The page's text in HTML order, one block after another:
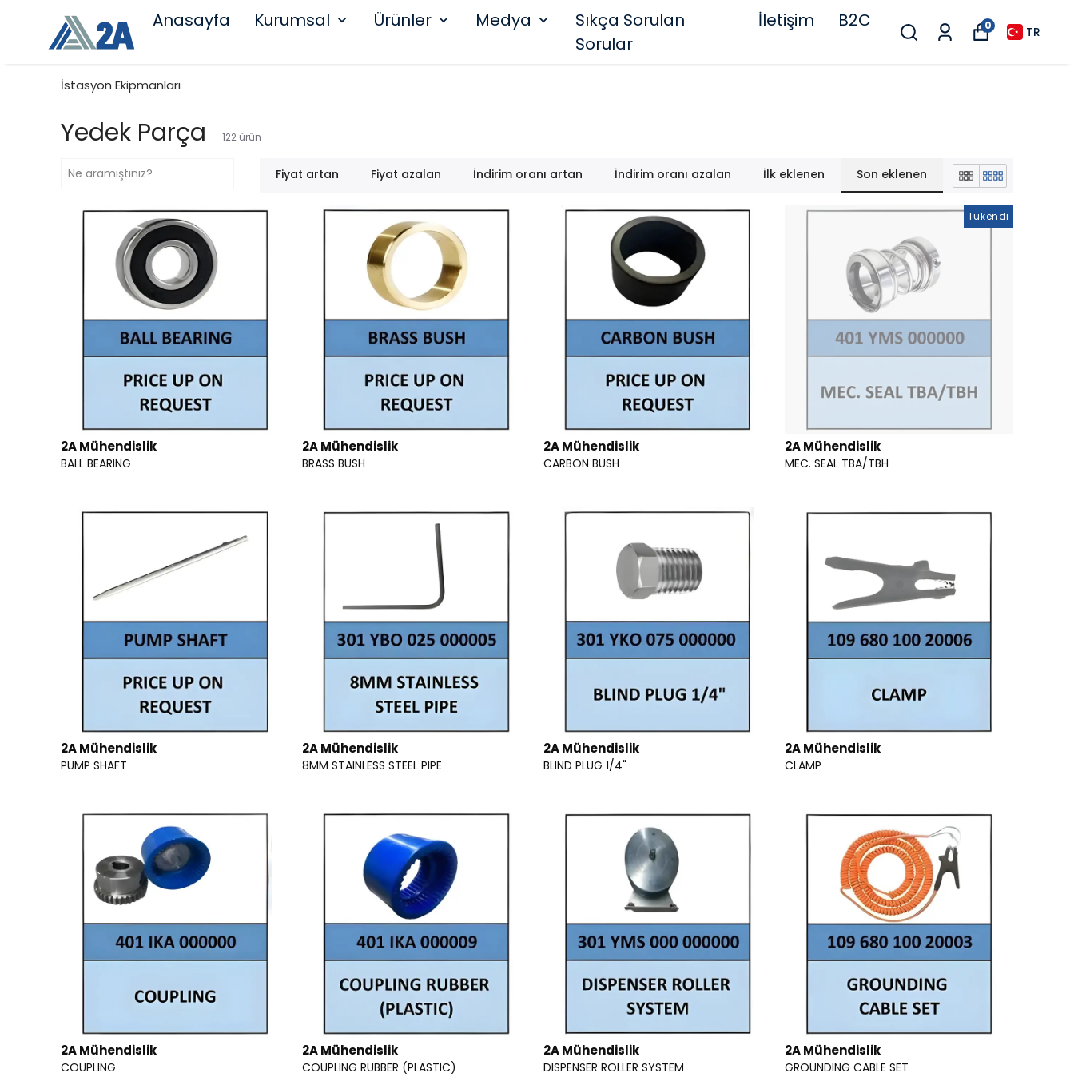
Anasayfa Kurumsal Ürünler Medya
Sıkça Sorulan
Sorular
İletişim B2C 0 TR
İstasyon Ekipmanları
Yedek Parça 122 ürün
Fiyat artan Fiyat azalan İndirim oranı artan İndirim oranı azalan İlk eklenen Son eklenen
2A Mühendislik
BALL BEARING
2A Mühendislik
BRASS BUSH
2A Mühendislik
CARBON BUSH
Tükendi
2A Mühendislik
MEC. SEAL TBA/TBH
2A Mühendislik
PUMP SHAFT
2A Mühendislik
8MM STAINLESS STEEL PIPE
2A Mühendislik
BLIND PLUG 1/4"
2A Mühendislik
CLAMP
2A Mühendislik
COUPLING
2A Mühendislik
COUPLING RUBBER (PLASTIC)
2A Mühendislik
DISPENSER ROLLER SYSTEM
2A Mühendislik
GROUNDING CABLE SET